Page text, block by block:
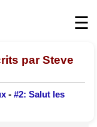
☰
par Steve
- #2: Salut les